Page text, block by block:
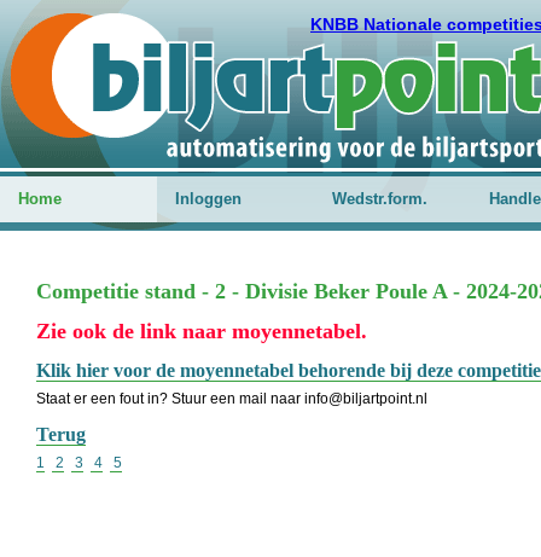
KNBB Nationale
Home Inloggen Wedstr.form.
Competitie stand - 2 - Divisie Beker Poule A - 2024-
Zie ook de link naar moyennetabel.
Klik hier voor de moyennetabel behorende bij deze
Staat er een fout in? Stuur een mail naar info@biljartpoint.nl
Terug
1 2 3 4 5